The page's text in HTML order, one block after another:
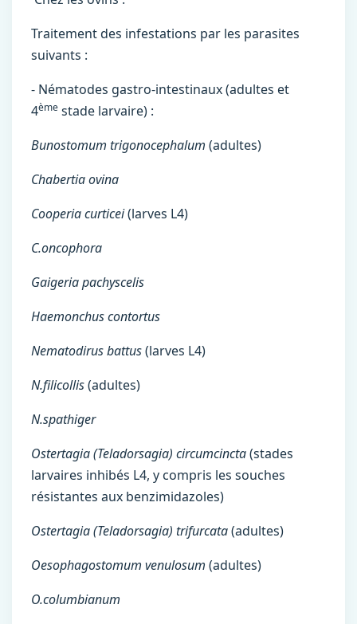
Traitement des infestations par les parasites
suivants :
- Nématodes gastro-intestinaux (adultes et
4ème stade larvaire) :
Bunostomum trigonocephalum (adultes)
Chabertia ovina
Cooperia curticei(larves L4)
C.oncophora
Gaigeria pachyscelis
Haemonchus contortus
Nematodirus battus(larves L4)
N.filicollis(adultes)
N.spathiger
Ostertagia (Teladorsagia) circumcincta(stades
larvaires inhibés L4, y compris les souches
résistantes aux benzimidazoles)
Ostertagia (Teladorsagia) trifurcata(adultes)
Oesophagostomum venulosum (adultes)
O.columbianum